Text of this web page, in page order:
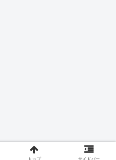
トップ サイドバー